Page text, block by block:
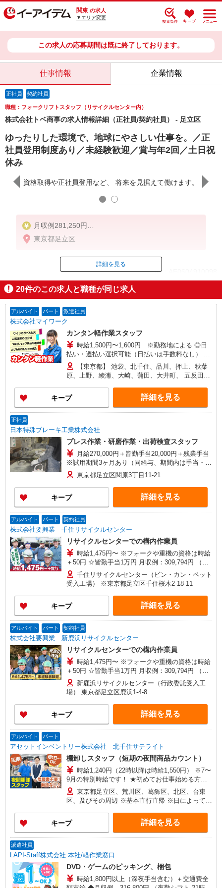
関東 の求人
▼エリア変更
この求人の応募期間は既に終了しております。
仕事情報 企業情報
正社員 契約社員
職種：フォークリフトスタッフ（リサイクルセンター内）
株式会社トベ商事の求人情報詳細（正社員/契約社員） - 足立区
ゆったりした環境で、地球にやさしい仕事を。／正
社員登用制度あり／未経験歓迎／賞与年2回／土日祝
休み
資格取得や正社員登用など、 将来を見据えて働けます。 未経
月収例281,250円
（入社2年目31歳の場合）
日給11,250円×25日勤務
日給11,250円以上（年齢・経験等による）
★賞与年2回別途支給
★正社員登用後は給与・賞与とも更にUP！
東京都足立区
ID：AE0604910098
掲載期間終了
詳細を見る
20件のこの求人と職種が同じ求人
アルバイト パート 派遣社員
株式会社マイワーク
カンタン軽作業スタッフ
時給1,500円〜1,600円 ※勤務地による ◎日
払い・週払い選択可能（日払いは手数料なし） ◎
残業手当、リーダー手当、深夜手当あり！
【東京都】 池袋、北千住、品川、押上、秋葉
原、上野、綾瀬、大崎、蒲田、大井町、 五反田、
大森、他 他にも一都三県各地にあり。ご希望をお
聞かせください。 ☆送迎バス有／バイク・自転車
通勤OKなどの勤務地もアリ
キープ 詳細を見る
正社員
日本特殊ブレーキ工業株式会社
プレス作業・研磨作業・出荷検査スタッフ
月給270,000円＋皆勤手当20,000円＋残業手当
※試用期間3ヶ月あり（同給与、期間内は手当・残
業なし） ※賞与3〜5ヶ月（昨年実績）
東京都足立区関原3丁目11-21
キープ 詳細を見る
アルバイト パート 契約社員
株式会社要興業 千住リサイクルセンター
リサイクルセンターでの構内作業員
時給1,475円〜 ※フォークや重機の資格は時給
＋50円 ☆皆勤手当1万円 月収例：309,794円 （時
給1,475円×7.0h×月21日＋時給1,475円×1.25×残業
45h＋皆勤手当1万円）
千住リサイクルセンター（ビン・カン・ペット
受入工場） ※東京都足立区千住桜木2-18-11
キープ 詳細を見る
アルバイト パート 契約社員
株式会社要興業 新鹿浜リサイクルセンター
リサイクルセンターでの構内作業員
時給1,475円〜 ※フォークや重機の資格は時給
＋50円 ☆皆勤手当1万円 月収例：309,794円 （時
給1,475円×7.0h×月21日＋時給1,475円×1.25×残業
45h＋皆勤手当1万円）
新鹿浜リサイクルセンター（行政委託受入工
場） 東京都足立区鹿浜1-4-8
キープ 詳細を見る
アルバイト パート
アセットインベントリー株式会社 北千住サテライト
棚卸しスタッフ（短期の夜間商品カウント）
時給1,240円（22時以降は時給1,550円） ※7〜
9月の特別時給です！ ★初めてお仕事始める方に
出勤インセンティブあり！ 初日出勤日と出勤5日
目に各5,000円支給♪（規定有） ＼日払いOK／ 急
な出費の時も安心♪ 働いた分を給料日前に受け取
れます！
東京都足立区、荒川区、葛飾区、北区、台東
区、及びその周辺 ※基本直行直帰 ※日によって店
キープ 詳細を見る
派遣社員
LAPI-Staff株式会社 本社/軽作業窓口
DVD・ゲームのピッキング、梱包
時給1,800円以上（深夜手当含む）＋交通費全